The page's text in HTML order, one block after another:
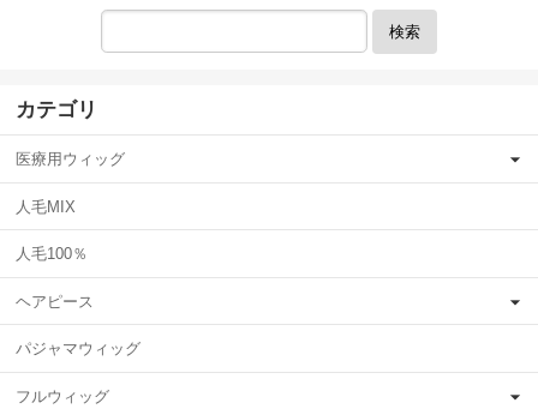
検索
カテゴリ
医療用ウィッグ
人毛MIX
人毛100％
ヘアピース
パジャマウィッグ
フルウィッグ